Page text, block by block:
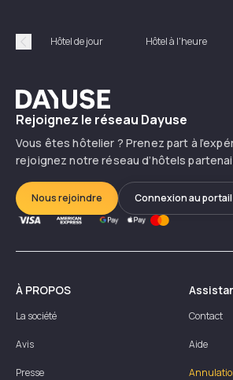
Précédent
Hôtel de jour Hôtel à l'heure
Dayuse
Rejoignez le réseau Dayuse
Vous êtes hôtelier ? Prenez part à
rejoignez notre réseau d’hôtels
Nous rejoindre Connexion au portail
À PROPOS
La société
Avis
Presse
Contact
Aide